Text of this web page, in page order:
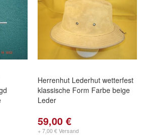
Herrenhut Lederhut wetterfest
klassische Form Farbe beige
Leder
59,00 €
+ 7,00 € Versand